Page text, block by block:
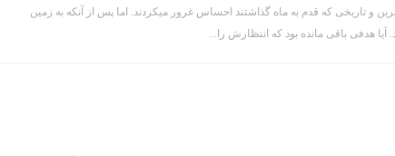
و تاریخی که قدم به ماه گذاشتند احساس غرور میکردند. اما پس از آنکه به زمین
هدفی باقی مانده بود که انتظارش را...